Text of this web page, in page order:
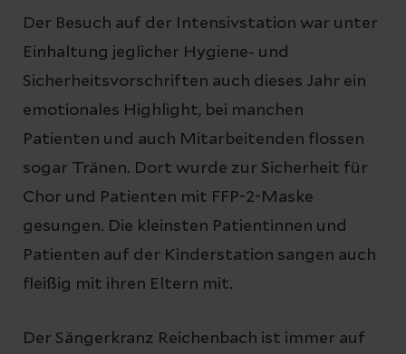
Der Besuch auf der Intensivstation war unter
Einhaltung jeglicher Hygiene- und
Sicherheitsvorschriften auch dieses Jahr ein
emotionales Highlight, bei manchen
Patienten und auch Mitarbeitenden flossen
sogar Tränen. Dort wurde zur Sicherheit für
Chor und Patienten mit FFP-2-Maske
gesungen. Die kleinsten Patientinnen und
Patienten auf der Kinderstation sangen auch
fleißig mit ihren Eltern mit.
Der Sängerkranz Reichenbach ist immer auf